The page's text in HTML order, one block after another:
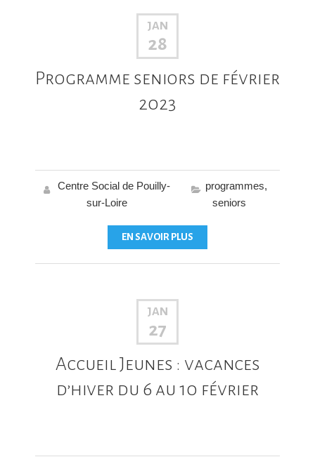
JAN
28
Programme seniors de février
2023
Centre Social de Pouilly-
sur-Loire
programmes,
seniors
EN SAVOIR PLUS
JAN
27
Accueil Jeunes : vacances
d’hiver du 6 au 10 février